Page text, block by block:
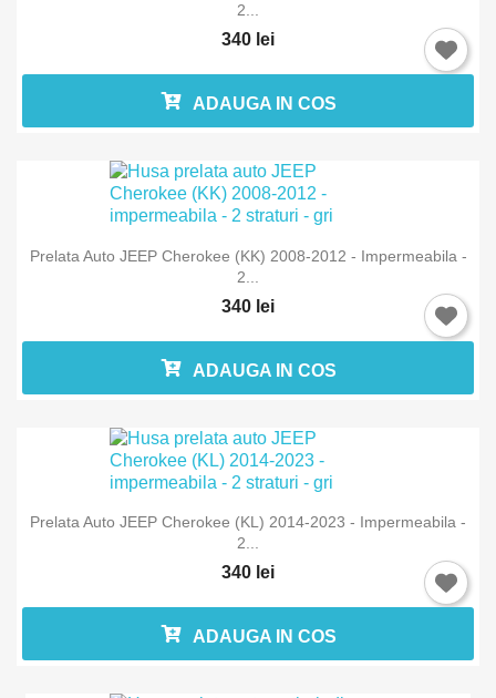
2...
340 lei
ADAUGA IN COS
Prelata Auto JEEP Cherokee (KK) 2008-2012 - Impermeabila -
2...
340 lei
ADAUGA IN COS
Prelata Auto JEEP Cherokee (KL) 2014-2023 - Impermeabila -
2...
340 lei
ADAUGA IN COS